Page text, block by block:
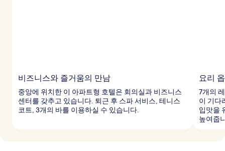
비즈니스와 즐거움의 만남
중앙에 위치한 이 아파트형 호텔은 회의실과 비즈니스
센터를 갖추고 있습니다. 퇴근 후 스파 서비스, 테니스
코트, 3개의 바를 이용하실 수 있습니다.
요리
7개의
이 기다
입맛을
높여줍